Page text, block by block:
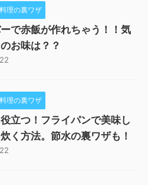
理の裏ワザ
で赤飯が作れちゃう！！気
お味は？？
理の裏ワザ
立つ！フライパンで美味し
く方法。節水の裏ワザも！